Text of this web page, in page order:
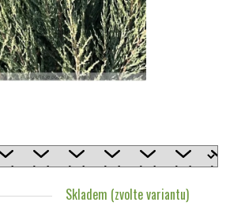
Skladem (zvolte variantu)